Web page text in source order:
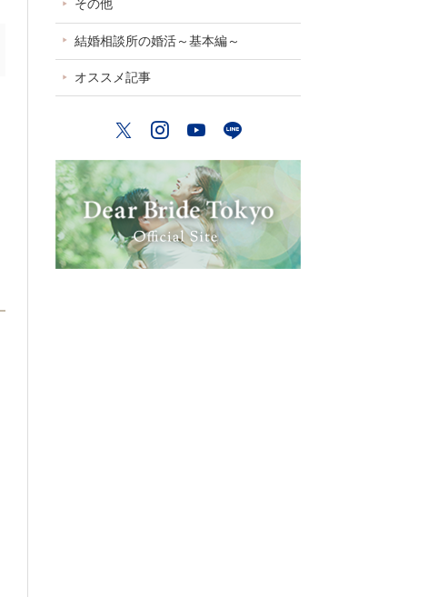
その他
結婚相談所の婚活～基本編～
オススメ記事
TwitterInstagram
YouTube